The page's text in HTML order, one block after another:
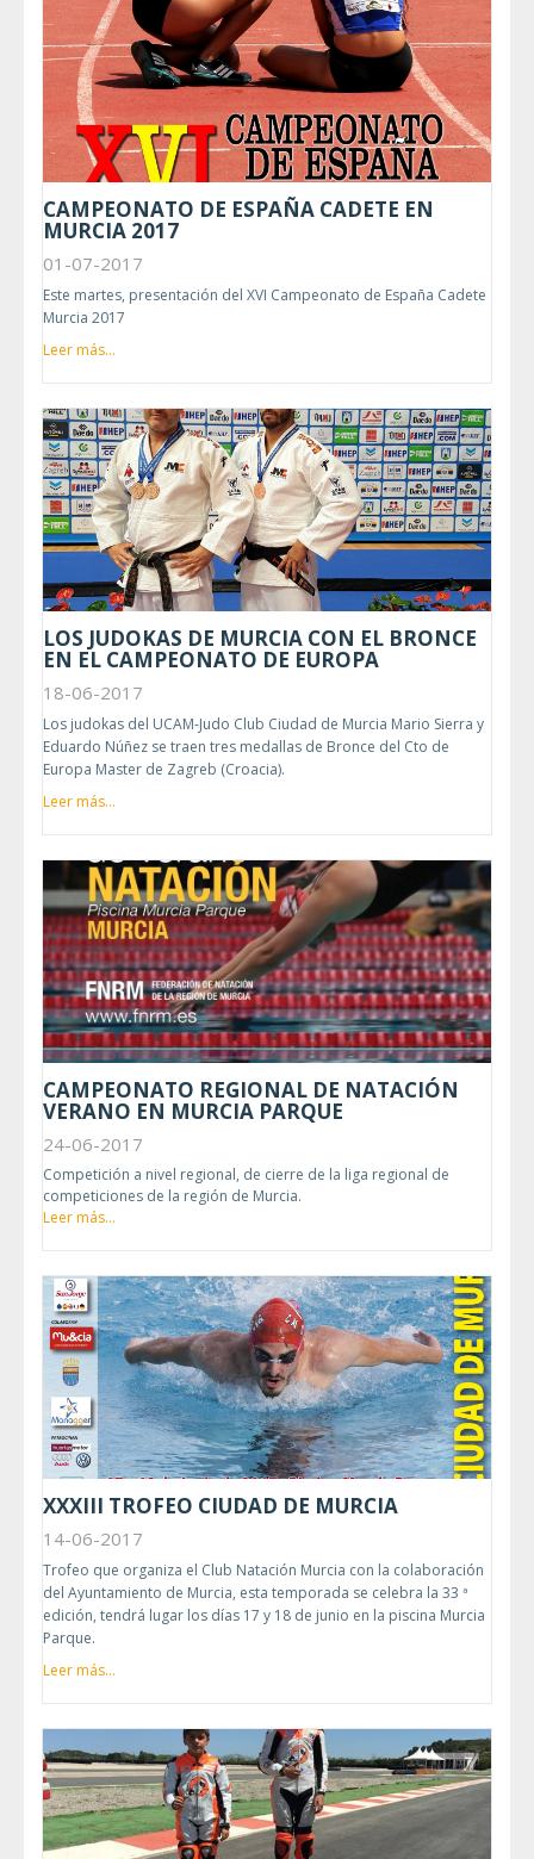
CAMPEONATO DE ESPAÑA CADETE EN
MURCIA 2017
01-07-2017
Este martes, presentación del XVI Campeonato de España Cadete
Murcia 2017
Leer más...
LOS JUDOKAS DE MURCIA CON EL BRONCE
EN EL CAMPEONATO DE EUROPA
18-06-2017
Los judokas del UCAM-Judo Club Ciudad de Murcia Mario Sierra y
Eduardo Núñez se traen tres medallas de Bronce del Cto de
Europa Master de Zagreb (Croacia).
Leer más...
CAMPEONATO REGIONAL DE NATACIÓN
VERANO EN MURCIA PARQUE
24-06-2017
Competición a nivel regional, de cierre de la liga regional de
competiciones de la región de Murcia.
Leer más...
XXXIII TROFEO CIUDAD DE MURCIA
14-06-2017
Trofeo que organiza el Club Natación Murcia con la colaboración
del Ayuntamiento de Murcia, esta temporada se celebra la 33 ª
edición, tendrá lugar los días 17 y 18 de junio en la piscina Murcia
Parque.
Leer más...